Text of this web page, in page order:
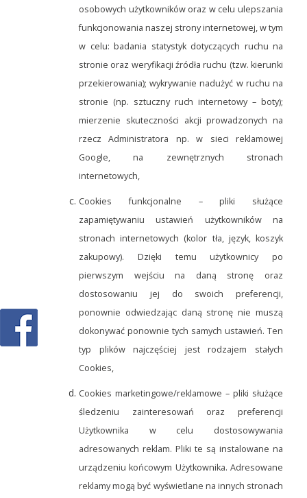
osobowych użytkowników oraz w celu ulepszania
funkcjonowania naszej strony internetowej, w tym
w celu: badania statystyk dotyczących ruchu na
stronie oraz weryfikacji źródła ruchu (tzw. kierunki
przekierowania); wykrywanie nadużyć w ruchu na
stronie (np. sztuczny ruch internetowy – boty);
mierzenie skuteczności akcji prowadzonych na
rzecz Administratora np. w sieci reklamowej
Google, na zewnętrznych stronach
internetowych,
Cookies funkcjonalne – pliki służące
zapamiętywaniu ustawień użytkowników na
stronach internetowych (kolor tła, język, koszyk
zakupowy). Dzięki temu użytkownicy po
pierwszym wejściu na daną stronę oraz
dostosowaniu jej do swoich preferencji,
ponownie odwiedzając daną stronę nie muszą
dokonywać ponownie tych samych ustawień. Ten
typ plików najczęściej jest rodzajem stałych
Cookies,
Cookies marketingowe/reklamowe – pliki służące
śledzeniu zainteresowań oraz preferencji
Użytkownika w celu dostosowywania
adresowanych reklam. Pliki te są instalowane na
urządzeniu końcowym Użytkownika. Adresowane
reklamy mogą być wyświetlane na innych stronach